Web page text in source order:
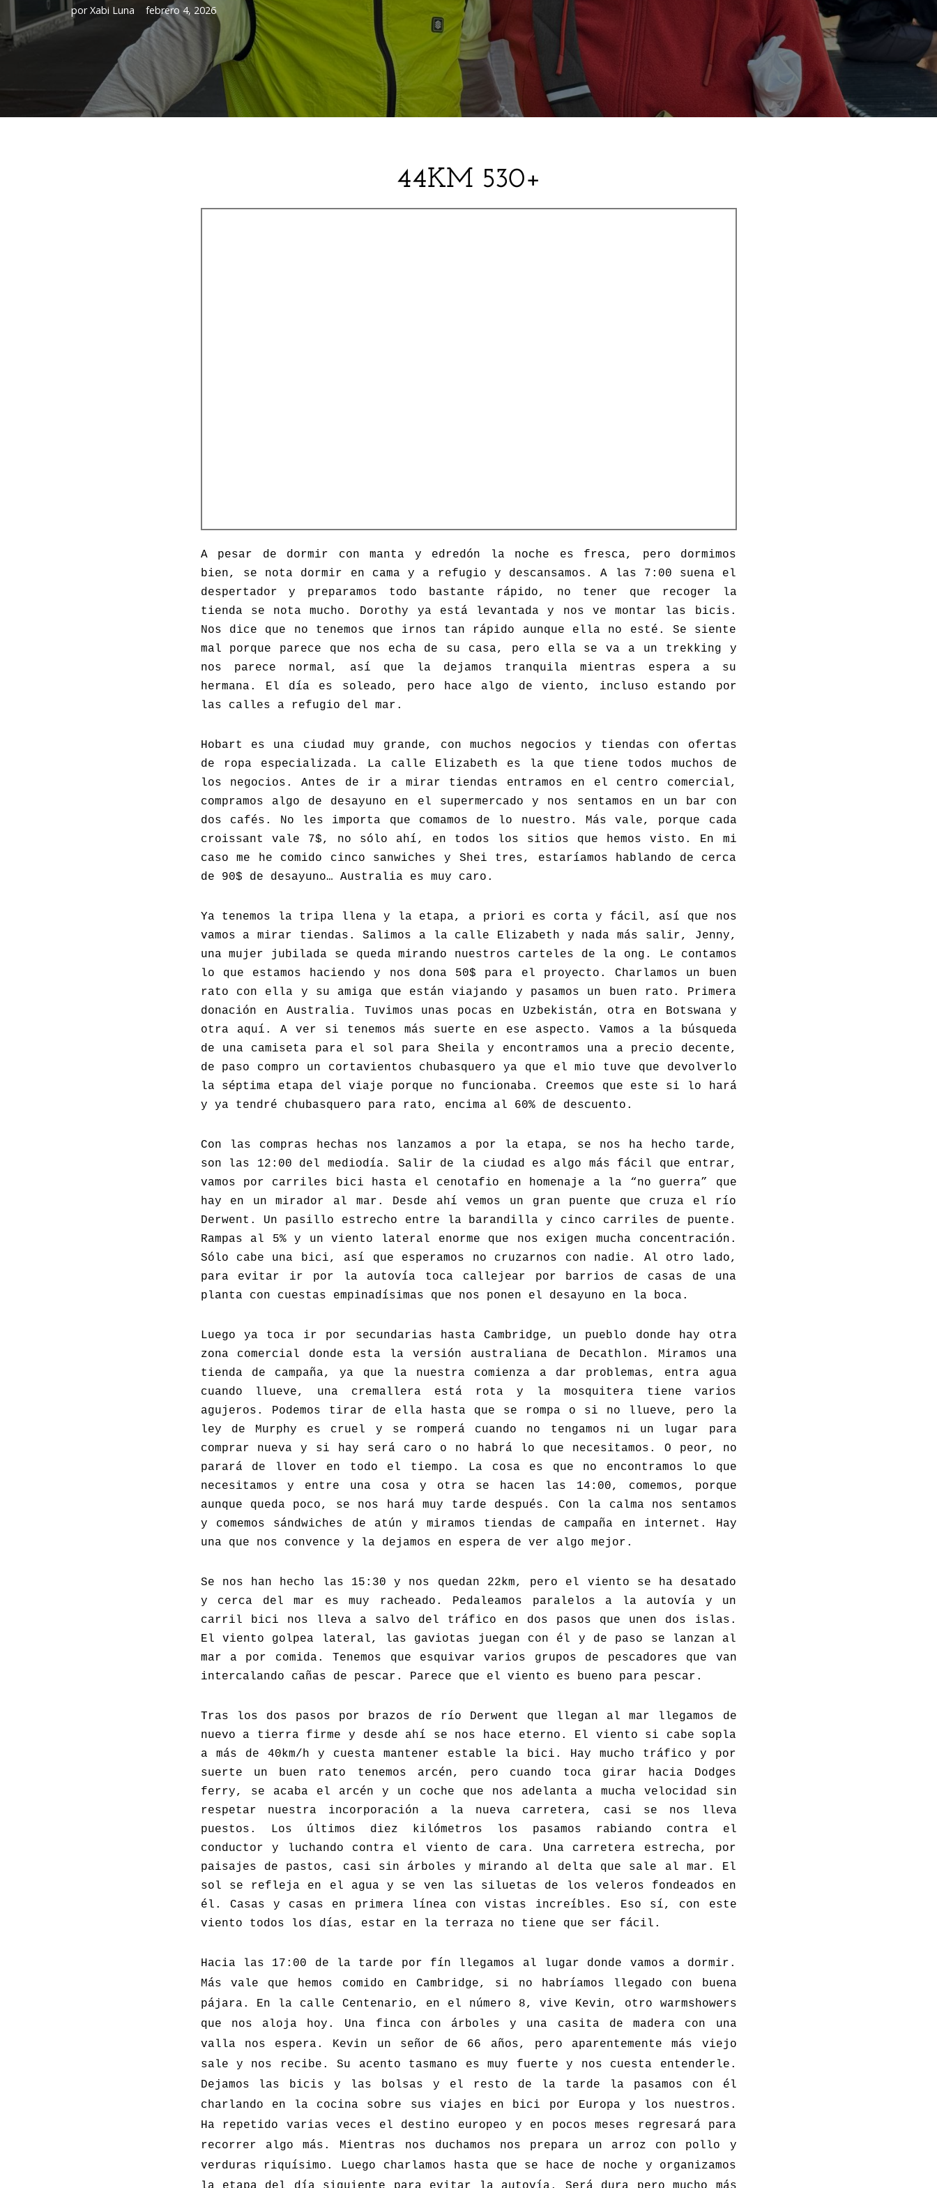
porXabi Luna febrero 4, 2026
44KM 530+
A pesar de dormir con manta y edredón la noche es fresca, pero dormimos
bien, se nota dormir en cama y a refugio y descansamos. A las 7:00 suena el
despertador y preparamos todo bastante rápido, no tener que recoger la
tienda se nota mucho. Dorothy ya está levantada y nos ve montar las bicis.
Nos dice que no tenemos que irnos tan rápido aunque ella no esté. Se siente
mal porque parece que nos echa de su casa, pero ella se va a un trekking y
nos parece normal, así que la dejamos tranquila mientras espera a su
hermana. El día es soleado, pero hace algo de viento, incluso estando por
las calles a refugio del mar.
Hobart es una ciudad muy grande, con muchos negocios y tiendas con ofertas
de ropa especializada. La calle Elizabeth es la que tiene todos muchos de
los negocios. Antes de ir a mirar tiendas entramos en el centro comercial,
compramos algo de desayuno en el supermercado y nos sentamos en un bar con
dos cafés. No les importa que comamos de lo nuestro. Más vale, porque cada
croissant vale 7$, no sólo ahí, en todos los sitios que hemos visto. En mi
caso me he comido cinco sanwiches y Shei tres, estaríamos hablando de cerca
de 90$ de desayuno… Australia es muy caro.
Ya tenemos la tripa llena y la etapa, a priori es corta y fácil, así que nos
vamos a mirar tiendas. Salimos a la calle Elizabeth y nada más salir, Jenny,
una mujer jubilada se queda mirando nuestros carteles de la ong. Le contamos
lo que estamos haciendo y nos dona 50$ para el proyecto. Charlamos un buen
rato con ella y su amiga que están viajando y pasamos un buen rato. Primera
donación en Australia. Tuvimos unas pocas en Uzbekistán, otra en Botswana y
otra aquí. A ver si tenemos más suerte en ese aspecto. Vamos a la búsqueda
de una camiseta para el sol para Sheila y encontramos una a precio decente,
de paso compro un cortavientos chubasquero ya que el mio tuve que devolverlo
la séptima etapa del viaje porque no funcionaba. Creemos que este si lo hará
y ya tendré chubasquero para rato, encima al 60% de descuento.
Con las compras hechas nos lanzamos a por la etapa, se nos ha hecho tarde,
son las 12:00 del mediodía. Salir de la ciudad es algo más fácil que entrar,
vamos por carriles bici hasta el cenotafio en homenaje a la “no guerra” que
hay en un mirador al mar. Desde ahí vemos un gran puente que cruza el río
Derwent. Un pasillo estrecho entre la barandilla y cinco carriles de puente.
Rampas al 5% y un viento lateral enorme que nos exigen mucha concentración.
Sólo cabe una bici, así que esperamos no cruzarnos con nadie. Al otro lado,
para evitar ir por la autovía toca callejear por barrios de casas de una
planta con cuestas empinadísimas que nos ponen el desayuno en la boca.
Luego ya toca ir por secundarias hasta Cambridge, un pueblo donde hay otra
zona comercial donde esta la versión australiana de Decathlon. Miramos una
tienda de campaña, ya que la nuestra comienza a dar problemas, entra agua
cuando llueve, una cremallera está rota y la mosquitera tiene varios
agujeros. Podemos tirar de ella hasta que se rompa o si no llueve, pero la
ley de Murphy es cruel y se romperá cuando no tengamos ni un lugar para
comprar nueva y si hay será caro o no habrá lo que necesitamos. O peor, no
parará de llover en todo el tiempo. La cosa es que no encontramos lo que
necesitamos y entre una cosa y otra se hacen las 14:00, comemos, porque
aunque queda poco, se nos hará muy tarde después. Con la calma nos sentamos
y comemos sándwiches de atún y miramos tiendas de campaña en internet. Hay
una que nos convence y la dejamos en espera de ver algo mejor.
Se nos han hecho las 15:30 y nos quedan 22km, pero el viento se ha desatado
y cerca del mar es muy racheado. Pedaleamos paralelos a la autovía y un
carril bici nos lleva a salvo del tráfico en dos pasos que unen dos islas.
El viento golpea lateral, las gaviotas juegan con él y de paso se lanzan al
mar a por comida. Tenemos que esquivar varios grupos de pescadores que van
intercalando cañas de pescar. Parece que el viento es bueno para pescar.
Tras los dos pasos por brazos de río Derwent que llegan al mar llegamos de
nuevo a tierra firme y desde ahí se nos hace eterno. El viento si cabe sopla
a más de 40km/h y cuesta mantener estable la bici. Hay mucho tráfico y por
suerte un buen rato tenemos arcén, pero cuando toca girar hacia Dodges
ferry, se acaba el arcén y un coche que nos adelanta a mucha velocidad sin
respetar nuestra incorporación a la nueva carretera, casi se nos lleva
puestos. Los últimos diez kilómetros los pasamos rabiando contra el
conductor y luchando contra el viento de cara. Una carretera estrecha, por
paisajes de pastos, casi sin árboles y mirando al delta que sale al mar. El
sol se refleja en el agua y se ven las siluetas de los veleros fondeados en
él. Casas y casas en primera línea con vistas increíbles. Eso sí, con este
viento todos los días, estar en la terraza no tiene que ser fácil.
Hacia las 17:00 de la tarde por fín llegamos al lugar donde vamos a dormir.
Más vale que hemos comido en Cambridge, si no habríamos llegado con buena
pájara. En la calle Centenario, en el número 8, vive Kevin, otro warmshowers
que nos aloja hoy. Una finca con árboles y una casita de madera con una
valla nos espera. Kevin un señor de 66 años, pero aparentemente más viejo
sale y nos recibe. Su acento tasmano es muy fuerte y nos cuesta entenderle.
Dejamos las bicis y las bolsas y el resto de la tarde la pasamos con él
charlando en la cocina sobre sus viajes en bici por Europa y los nuestros.
Ha repetido varias veces el destino europeo y en pocos meses regresará para
recorrer algo más. Mientras nos duchamos nos prepara un arroz con pollo y
verduras riquísimo. Luego charlamos hasta que se hace de noche y organizamos